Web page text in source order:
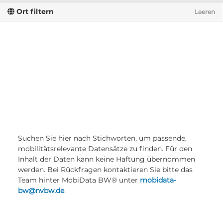
Ort filtern Leeren
Suchen Sie hier nach Stichworten, um passende,
mobilitätsrelevante Datensätze zu finden. Für den
Inhalt der Daten kann keine Haftung übernommen
werden. Bei Rückfragen kontaktieren Sie bitte das
Team hinter MobiData BW® unter mobidata-
bw@nvbw.de.